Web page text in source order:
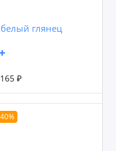
глянец
₽